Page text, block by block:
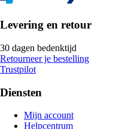
Levering en retour
30 dagen bedenktijd
Retourneer je bestelling
Trustpilot
Diensten
Mijn account
Helpcentrum